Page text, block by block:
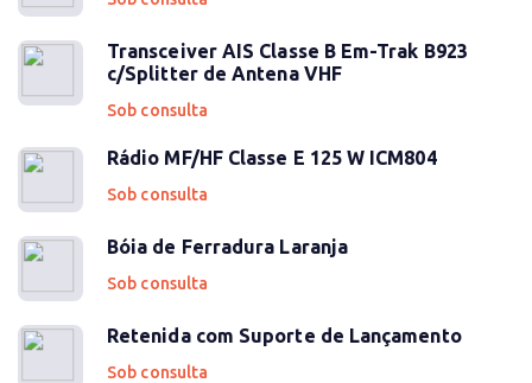
Transceiver AIS Classe B Em-Trak B923
c/Splitter de Antena VHF
Sob consulta
Rádio MF/HF Classe E 125 W ICM804
Sob consulta
Bóia de Ferradura Laranja
Sob consulta
Retenida com Suporte de Lançamento
Sob consulta